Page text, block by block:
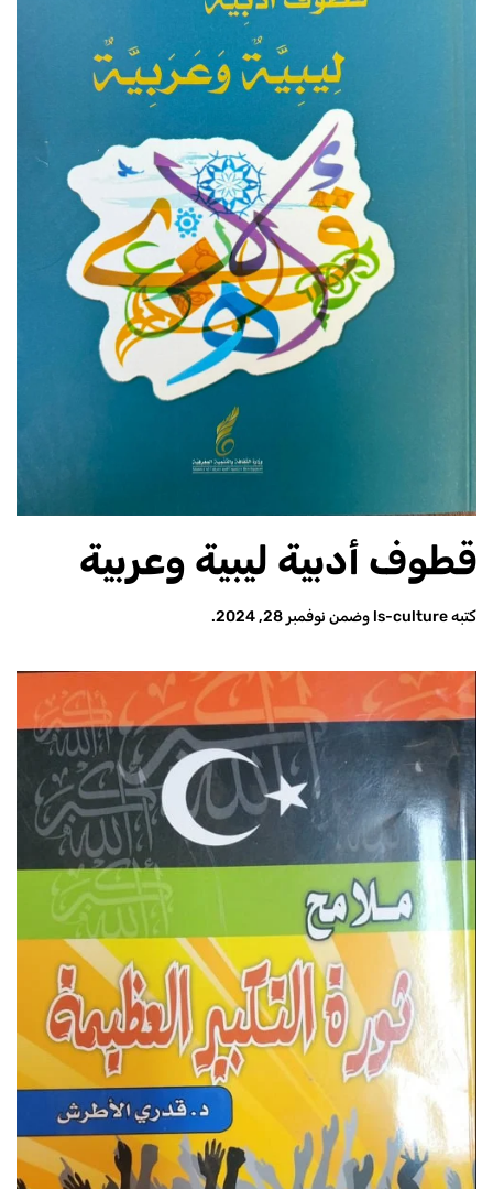
قطوف أدبية ليبية وعربية
كتبهls-culture وضمن نوفمبر 28, 2024 .